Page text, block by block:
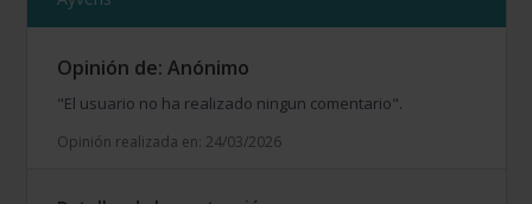
Opinión de: Anónimo
"El usuario no ha realizado ningun comentario".
Opinión realizada en: 24/03/2026